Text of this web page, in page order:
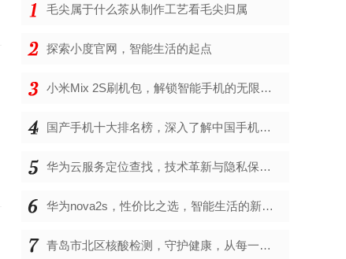
毛尖属于什么茶从制作工艺看毛尖归属
探索小度官网，智能生活的起点
小米Mix 2S刷机包，解锁智能手机的无限可能
国产手机十大排名榜，深入了解中国手机市场的佼佼者
华为云服务定位查找，技术革新与隐私保护的双重奏
华为nova2s，性价比之选，智能生活的新伙伴
青岛市北区核酸检测，守护健康，从每一次检测开始